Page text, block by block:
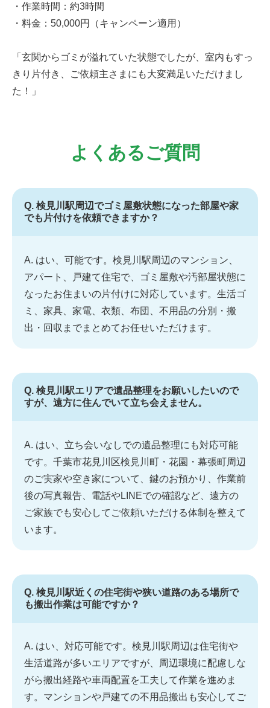
・作業時間：約3時間
・料金：50,000円（キャンペーン適用）
「玄関からゴミが溢れていた状態でしたが、室内もすっ
きり片付き、ご依頼主さまにも大変満足いただけまし
た！」
よくあるご質問
Q. 検見川駅周辺でゴミ屋敷状態になった部屋や家
でも片付けを依頼できますか？
A. はい、可能です。検見川駅周辺のマンション、
アパート、戸建て住宅で、ゴミ屋敷や汚部屋状態に
なったお住まいの片付けに対応しています。生活ゴ
ミ、家具、家電、衣類、布団、不用品の分別・搬
出・回収までまとめてお任せいただけます。
Q. 検見川駅エリアで遺品整理をお願いしたいので
すが、遠方に住んでいて立ち会えません。
A. はい、立ち会いなしでの遺品整理にも対応可能
です。千葉市花見川区検見川町・花園・幕張町周辺
のご実家や空き家について、鍵のお預かり、作業前
後の写真報告、電話やLINEでの確認など、遠方の
ご家族でも安心してご依頼いただける体制を整えて
います。
Q. 検見川駅近くの住宅街や狭い道路のある場所で
も搬出作業は可能ですか？
A. はい、対応可能です。検見川駅周辺は住宅街や
生活道路が多いエリアですが、周辺環境に配慮しな
がら搬出経路や車両配置を工夫して作業を進めま
す。マンションや戸建ての不用品搬出も安心してご